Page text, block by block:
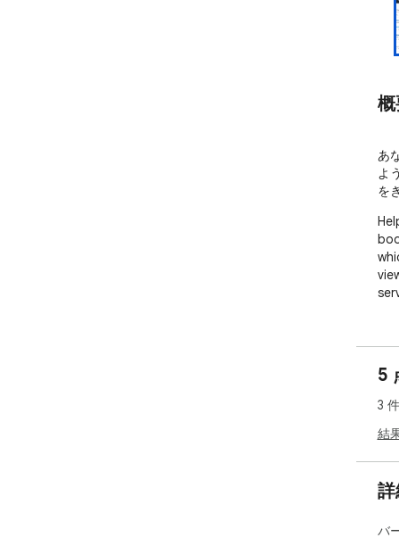
あ
よ
を
5
3
結
バ